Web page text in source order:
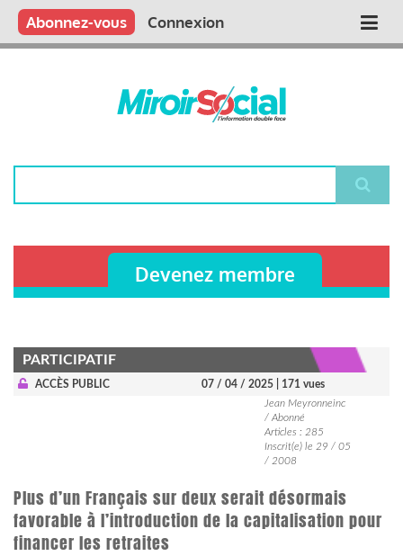
Aller
contenu
Main
Qui sommes nous ?
Vous publiez
Nous publions
Contactez-nous
Abonnez-vous Connexion
Devenez membre
PARTICIPATIF
ACCÈS PUBLIC 07 / 04 / 2025
| 171 vues
Jean Meyronneinc
/ Abonné
Articles : 285
Inscrit(e) le 29 / 05
/ 2008
Plus d’un Français sur deux serait désormais
favorable à l’introduction de la capitalisation pour
financer les retraites